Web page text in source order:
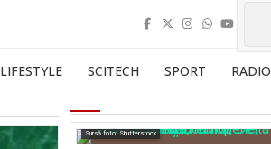
LIFESTYLE SCITECH SPORT RADIO
Sursă foto: Shutterstock